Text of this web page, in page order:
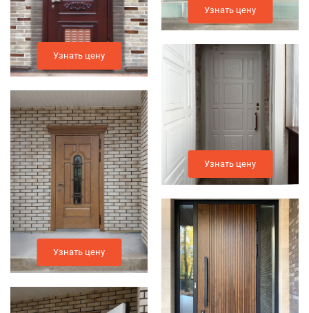
Узнать цену
Узнать цену
Узнать цену
Узнать цену